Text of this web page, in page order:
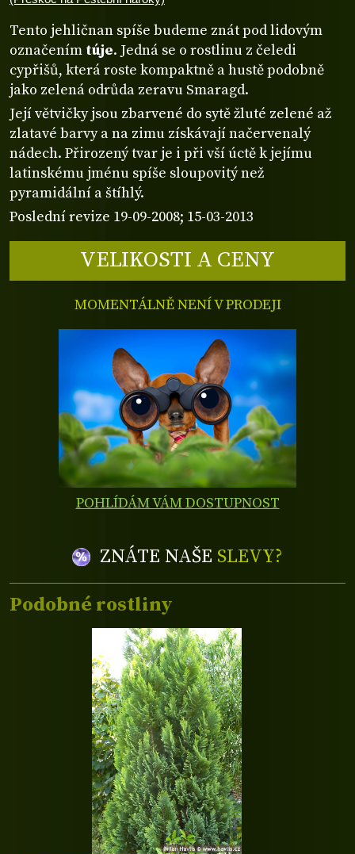
Tento jehličnan spíše budeme znát pod lidovým
označením túje. Jedná se o rostlinu z čeledi
cypřišů, která roste kompaktně a hustě podobně
jako zelená odrůda zeravu Smaragd.
Její větvičky jsou zbarvené do sytě žluté zelené až
zlatavé barvy a na zimu získávají načervenalý
nádech. Přirozený tvar je i při vší úctě k jejímu
latinskému jménu spíše sloupovitý než
pyramidální a štíhlý.
Poslední revize 19-09-2008; 15-03-2013
VELIKOSTI A CENY
MOMENTÁLNĚ NENÍ V PRODEJI
POHLÍDÁM VÁM DOSTUPNOST
ZNÁTE NAŠE SLEVY?
Podobné rostliny